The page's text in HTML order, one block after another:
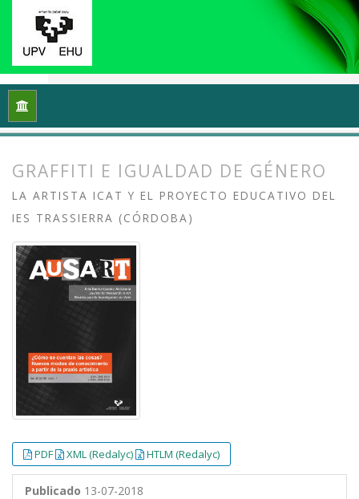
Inicio
GRAFFITI E IGUALDAD DE GÉNERO
LA ARTISTA ICAT Y EL PROYECTO EDUCATIVO DEL
IES TRASSIERRA (CÓRDOBA)
PDF XML (Redalyc) HTLM (Redalyc)
Publicado 13-07-2018